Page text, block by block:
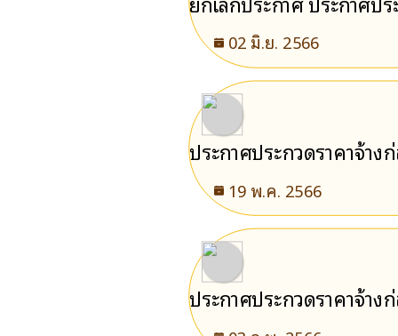
ประกวดราคาอิเล็กทรอนิ
02 มิ.ย. 2566
ประกาศประกวดราคาจ้า
อิเล็กทรอนิกส์ (e-
19 พ.ค. 2566
ประกาศประกวดราคาจ้า
ด้วยวิธีประกวดราคาอิเล็